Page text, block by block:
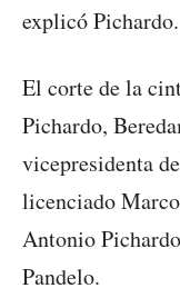
explicó Pichardo.
El corte de la
Pichardo,
vicepresidenta
licenciado
Antonio
Pandelo.